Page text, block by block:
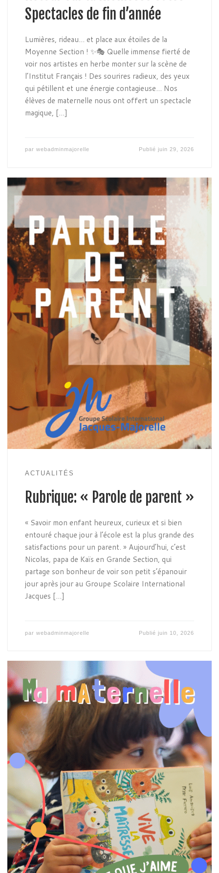
Spectacles de fin d’année
Lumières, rideau… et place aux étoiles de la
Moyenne Section ! ✨🎭 Quelle immense fierté de
voir nos artistes en herbe monter sur la scène de
l’Institut Français ! Des sourires radieux, des yeux
qui pétillent et une énergie contagieuse… Nos
élèves de maternelle nous ont offert un spectacle
magique, […]
par webadminmajorelle Publié juin 29, 2026
ACTUALITÉS
Rubrique: « Parole de parent »
« Savoir mon enfant heureux, curieux et si bien
entouré chaque jour à l’école est la plus grande des
satisfactions pour un parent. » Aujourd’hui, c’est
Nicolas, papa de Kaïs en Grande Section, qui
partage son bonheur de voir son petit s’épanouir
jour après jour au Groupe Scolaire International
Jacques […]
par webadminmajorelle Publié juin 10, 2026